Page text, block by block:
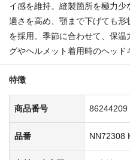
イ感を維持。縫製箇所を極力
適さを高め、顎まで下げても
を採用。季節に合わせて、保
グやヘルメット着用時のヘッド
特徴
商品番号 86244209
品番 NN72308